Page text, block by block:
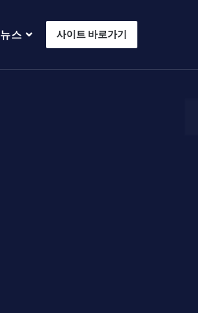
뉴스 사이트 바로가기